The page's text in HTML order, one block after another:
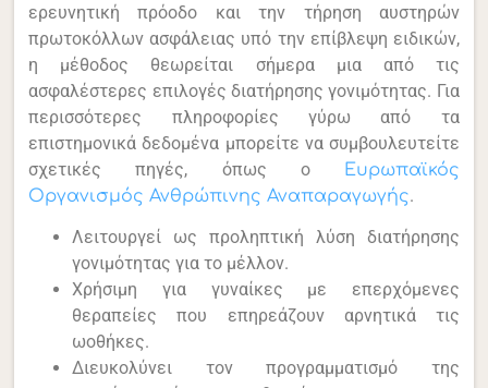
ερευνητική πρόοδο και την τήρηση αυστηρών
πρωτοκόλλων ασφάλειας υπό την επίβλεψη ειδικών,
η μέθοδος θεωρείται σήμερα μια από τις
ασφαλέστερες επιλογές διατήρησης γονιμότητας. Για
περισσότερες πληροφορίες γύρω από τα
επιστημονικά δεδομένα μπορείτε να συμβουλευτείτε
σχετικές πηγές, όπως ο
Ευρωπαϊκός
Οργανισμός Ανθρώπινης Αναπαραγωγής.
Λειτουργεί ως προληπτική λύση διατήρησης
γονιμότητας για το μέλλον.
Χρήσιμη για γυναίκες με επερχόμενες
θεραπείες που επηρεάζουν αρνητικά τις
ωοθήκες.
Διευκολύνει τον προγραμματισμό της